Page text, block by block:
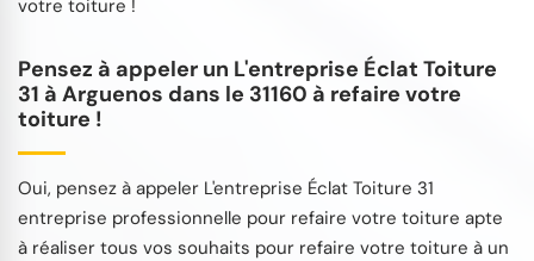
votre toiture !
Pensez à appeler un L'entreprise Éclat Toiture
31 à Arguenos dans le 31160 à refaire votre
toiture !
Oui, pensez à appeler L'entreprise Éclat Toiture 31
entreprise professionnelle pour refaire votre toiture apte
à réaliser tous vos souhaits pour refaire votre toiture à un